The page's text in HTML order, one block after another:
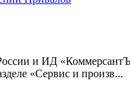
и ИД
«Сервис и произв...